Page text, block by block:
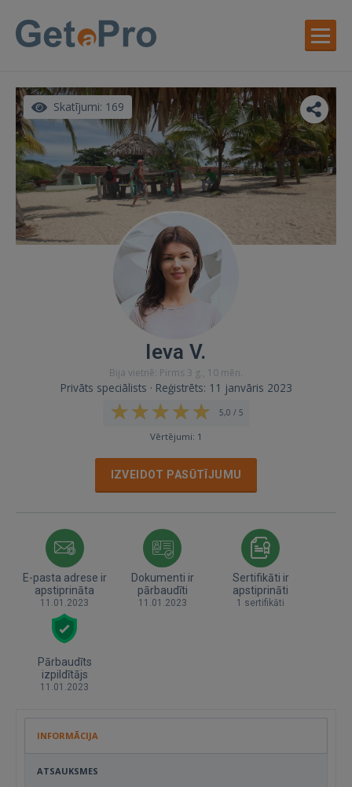
Skatījumi: 169
Ieva V.
Bija vietnē: Pirms 3 g., 10 mēn.
Privāts speciālists · Reģistrēts: 11 janvāris 2023
5,0 / 5
Vērtējumi: 1
IZVEIDOT PASŪTĪJUMU
E-pasta adrese ir
apstiprināta
11.01.2023
Dokumenti ir
pārbaudīti
11.01.2023
Sertifikāti ir
apstiprināti
1 sertifikāti
Pārbaudīts
izpildītājs
11.01.2023
INFORMĀCIJA
ATSAUKSMES